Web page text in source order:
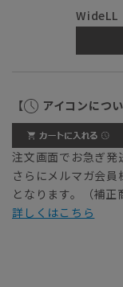
WideLL
【 アイコンについ
注文画面でお急ぎ発
さらにメルマガ会
となります。（補正
詳しくはこちら